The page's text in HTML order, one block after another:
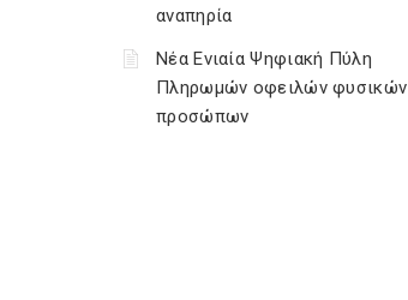
αναπηρία
Νέα Ενιαία Ψηφιακή Πύλη
Πληρωμών οφειλών φυσικών
προσώπων